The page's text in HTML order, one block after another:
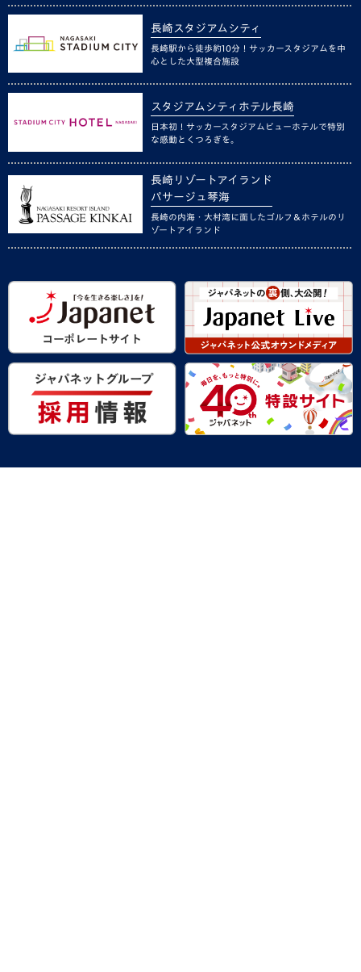
長崎スタジアムシティ
長崎駅から徒歩約10分！サッカースタジアムを中
心とした大型複合施設
スタジアムシティホテル長崎
日本初！サッカースタジアムビューホテルで特別
な感動とくつろぎを。
長崎リゾートアイランド
パサージュ琴海
長崎の内海・大村湾に面したゴルフ＆ホテルのリ
ゾートアイランド